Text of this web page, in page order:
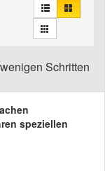
Schritten
speziellen